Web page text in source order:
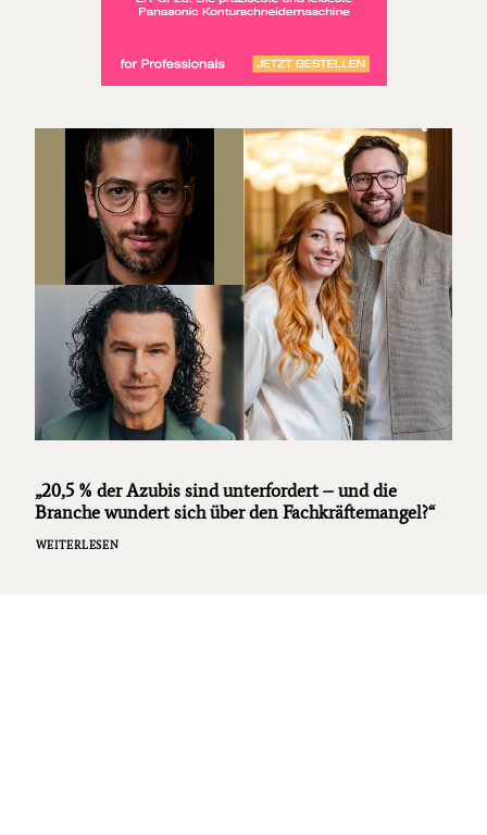
„20,5 % der Azubis sind unterfordert – und die
Branche wundert sich über den Fachkräftemangel?“
WEITERLESEN